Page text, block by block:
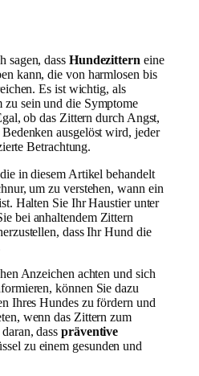
sagen, dass Hundezittern eine
kann, die von harmlosen bis
Es ist wichtig, als
zu sein und die Symptome
ob das Zittern durch Angst,
ausgelöst wird, jeder
Betrachtung.
in diesem Artikel behandelt
um zu verstehen, wann ein
Halten Sie Ihr Haustier unter
bei anhaltendem Zittern
dass Ihr Hund die
Anzeichen achten und sich
können Sie dazu
Ihres Hundes zu fördern und
wenn das Zittern zum
dasspräventive
zu einem gesunden und